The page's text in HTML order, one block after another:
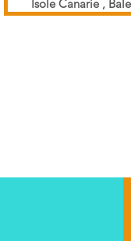
Isole Canarie ,